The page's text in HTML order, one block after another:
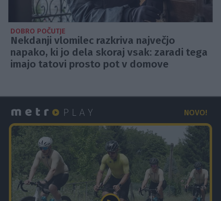
DOBRO POČUTJE
Nekdanji vlomilec razkriva največjo
napako, ki jo dela skoraj vsak: zaradi tega
imajo tatovi prosto pot v domove